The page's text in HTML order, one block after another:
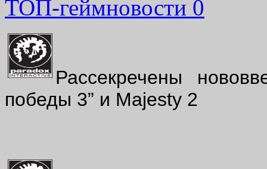
ТОП-геймновости 0
Рассекречены
победы 3” и Majesty 2